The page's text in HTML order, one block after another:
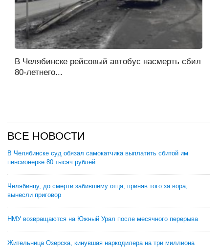
В Челябинске рейсовый автобус насмерть сбил
80-летнего...
ВСЕ НОВОСТИ
В Челябинске суд обязал самокатчика выплатить сбитой им
пенсионерке 80 тысяч рублей
Челябинцу, до смерти забившему отца, приняв того за вора,
вынесли приговор
НМУ возвращаются на Южный Урал после месячного перерыва
Жительница Озерска, кинувшая наркодилера на три миллиона